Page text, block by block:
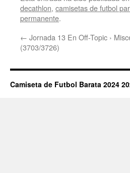
decathlon, camisetas de futbol
permanente.
← Jornada 13 En Off-Topic ›
(3703/3726)
Camiseta de Futbol Barata 2024